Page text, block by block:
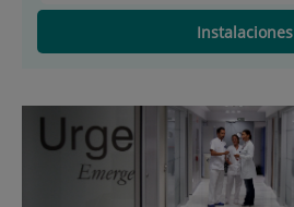
Instalaciones